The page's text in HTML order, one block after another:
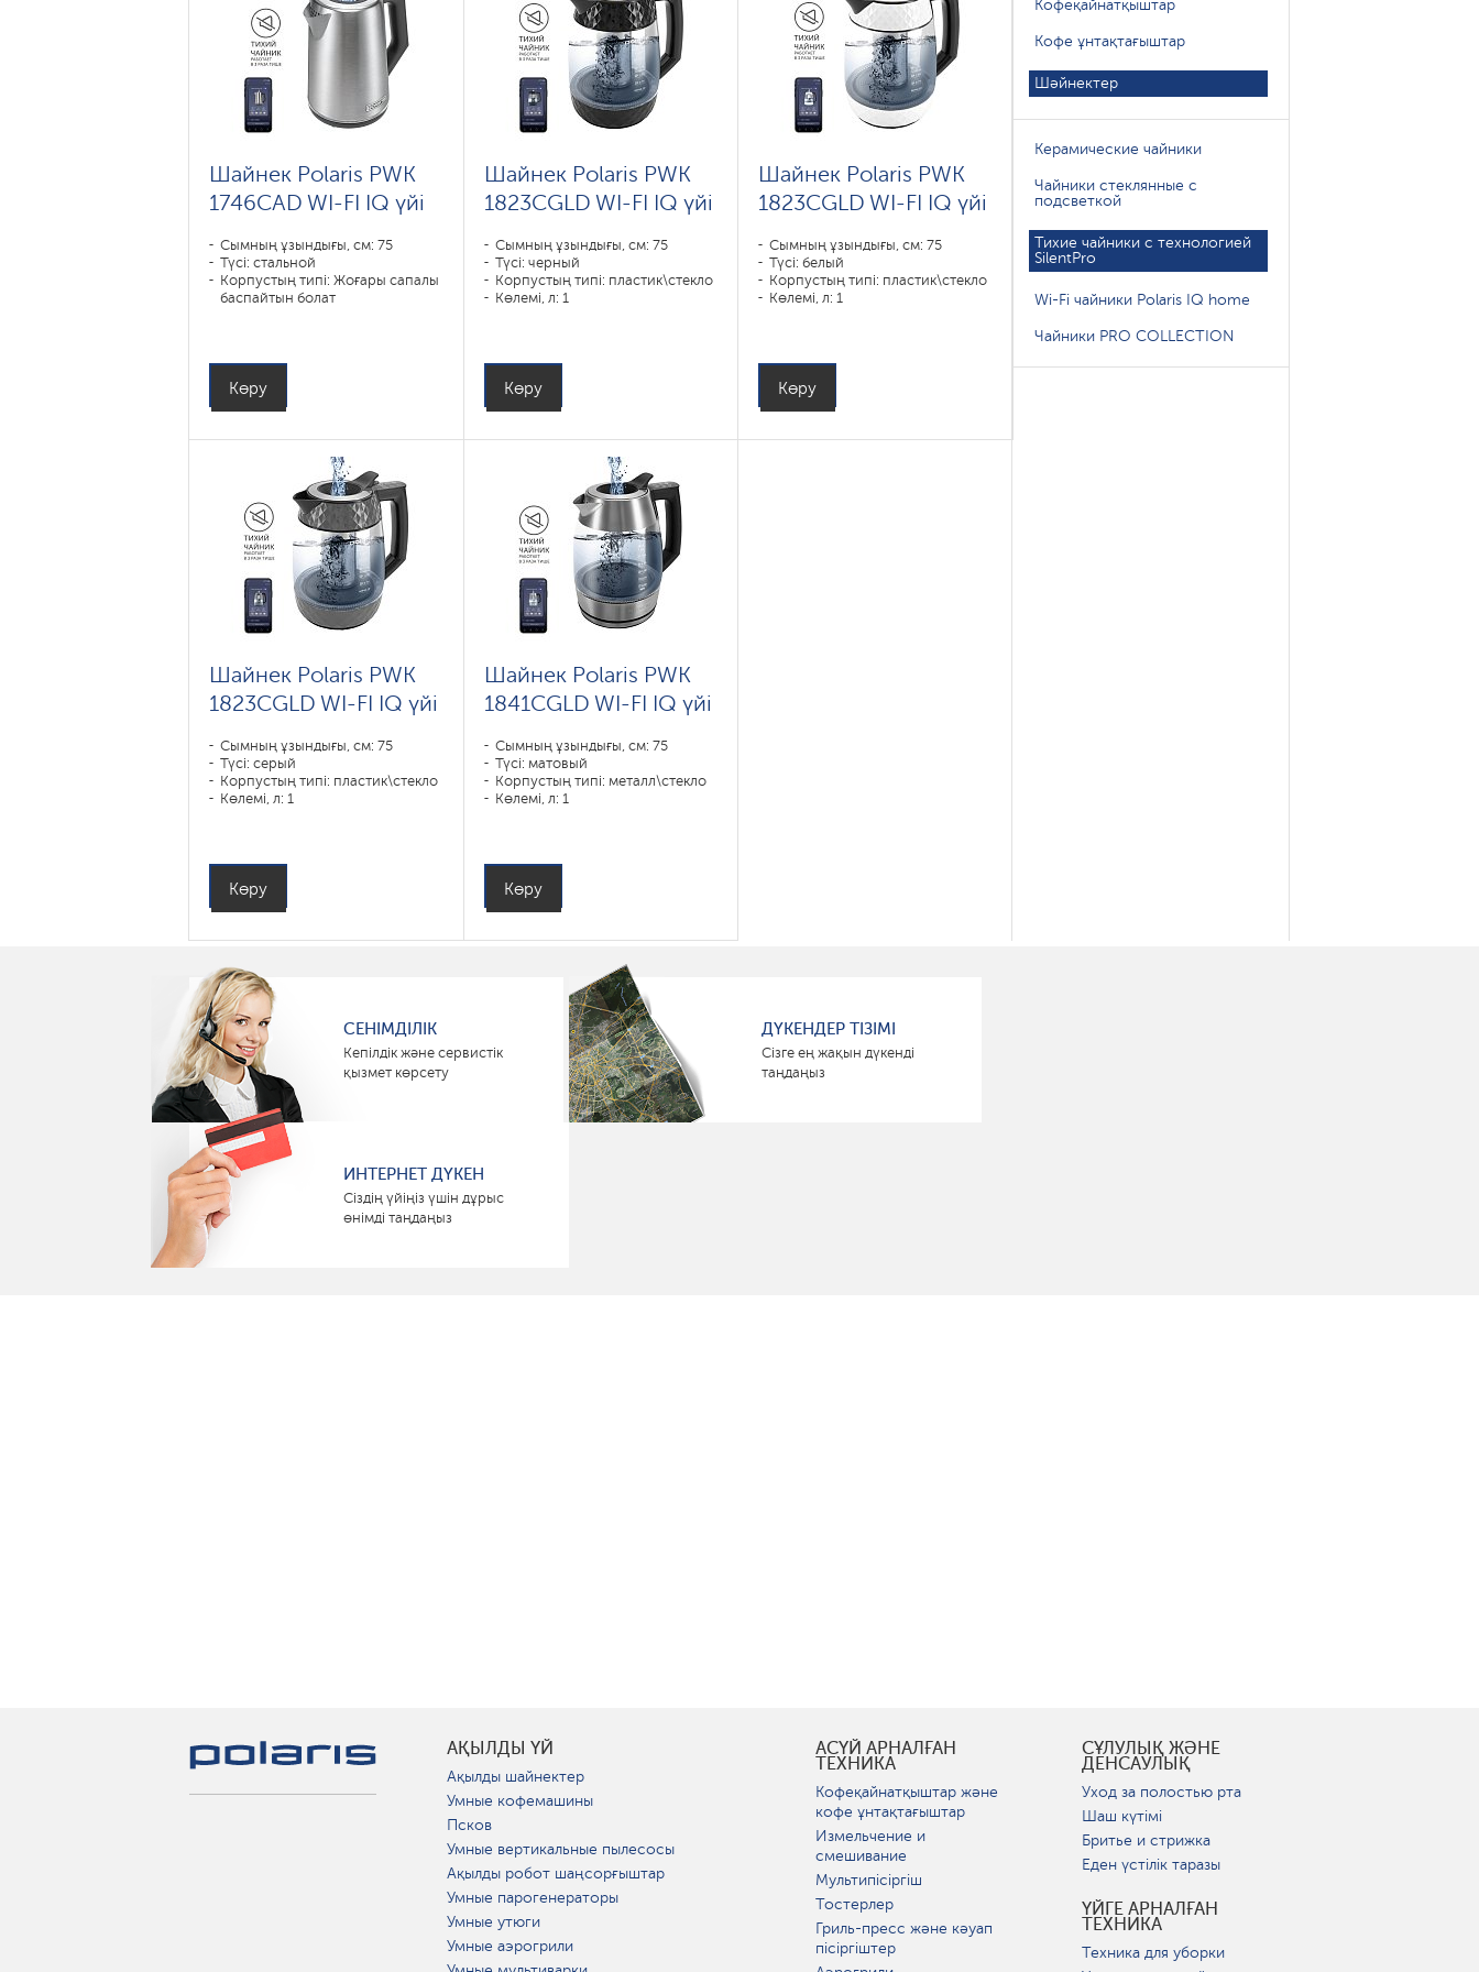
Шайнек Polaris PWK
1746CAD WI-FI IQ үйі
Сымның ұзындығы, см: 75
Түсі: стальной
Корпустың типі: Жоғары сапалы
баспайтын болат
Көру
Шайнек Polaris PWK
1823CGLD WI-FI IQ үйі
Сымның ұзындығы, см: 75
Түсі: черный
Корпустың типі: пластик\стекло
Көлемі, л: 1
Көру
Шайнек Polaris PWK
1823CGLD WI-FI IQ үйі
Сымның ұзындығы, см: 75
Түсі: белый
Корпустың типі: пластик\стекло
Көлемі, л: 1
Көру
Шайнек Polaris PWK
1823CGLD WI-FI IQ үйі
Сымның ұзындығы, см: 75
Түсі: серый
Корпустың типі: пластик\стекло
Көлемі, л: 1
Көру
Шайнек Polaris PWK
1841CGLD WI-FI IQ үйі
Сымның ұзындығы, см: 75
Түсі: матовый
Корпустың типі: металл\стекло
Көлемі, л: 1
Көру
Кофеқайнатқыштар
Кофе ұнтақтағыштар
Шәйнектер
Керамические чайники
Чайники стеклянные с
подсветкой
Тихие чайники с технологией
SilentPro
Wi-Fi чайники Polaris IQ home
Чайники PRO COLLECTION
СЕНІМДІЛІК
Кепілдік және сервистік
қызмет көрсету
ДҮКЕНДЕР ТІЗІМІ
Сізге ең жақын дүкенді
таңдаңыз
ИНТЕРНЕТ ДҮКЕН
Сіздің үйіңіз үшін дұрыс
өнімді таңдаңыз
АҚЫЛДЫ ҮЙ
Ақылды шайнектер
Умные кофемашины
Псков
Умные вертикальные пылесосы
Ақылды робот шаңсорғыштар
Умные парогенераторы
Умные утюги
Умные аэрогрили
АСҮЙ АРНАЛҒАН
ТЕХНИКА
Кофеқайнатқыштар және
кофе ұнтақтағыштар
Измельчение и
смешивание
Мультипісіргіш
Тостерлер
Гриль-пресс және кәуап
пісіргіштер
СҰЛУЛЫҚ ЖӘНЕ
ДЕНСАУЛЫҚ
Уход за полостью рта
Шаш күтімі
Бритье и стрижка
Еден үстілік таразы
ҮЙГЕ АРНАЛҒАН
ТЕХНИКА
Техника для уборки